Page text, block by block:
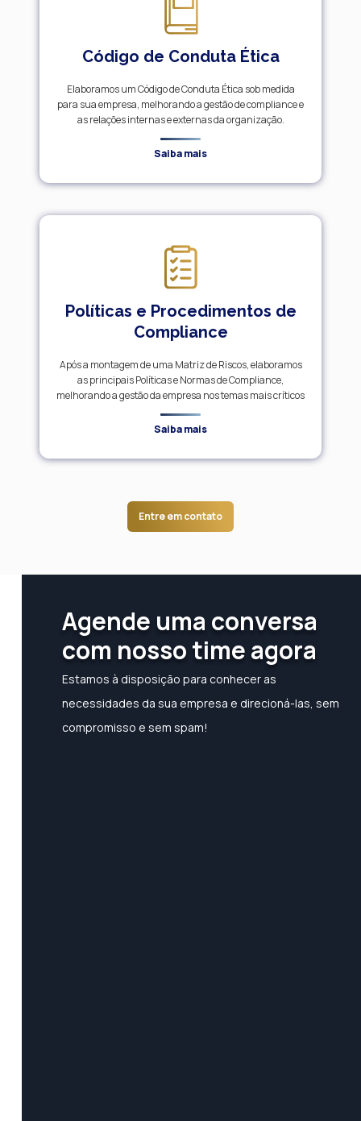
Código de Conduta Ética
Elaboramos um Código de Conduta Ética sob medida
para sua empresa, melhorando a gestão de compliance e
as relações internas e externas da organização.
Saiba mais
Políticas e Procedimentos de
Compliance
Após a montagem de uma Matriz de Riscos, elaboramos
as principais Políticas e Normas de Compliance,
melhorando a gestão da empresa nos temas mais críticos
Saiba mais
Entre em contato
Agende uma conversa
com nosso time agora
Estamos à disposição para conhecer as
necessidades da sua empresa e direcioná-las, sem
compromisso e sem spam!